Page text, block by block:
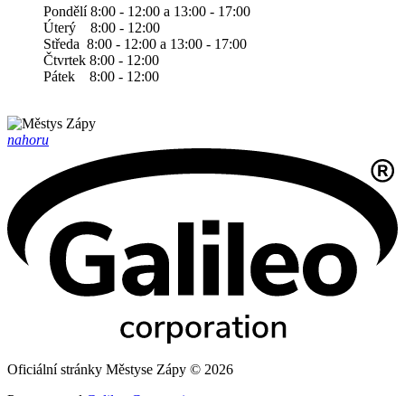
Pondělí 8:00 - 12:00 a 13:00 - 17:00
Úterý 8:00 - 12:00
Středa 8:00 - 12:00 a 13:00 - 17:00
Čtvrtek 8:00 - 12:00
Pátek 8:00 - 12:00
nahoru
Oficiální stránky Městyse Zápy © 2026